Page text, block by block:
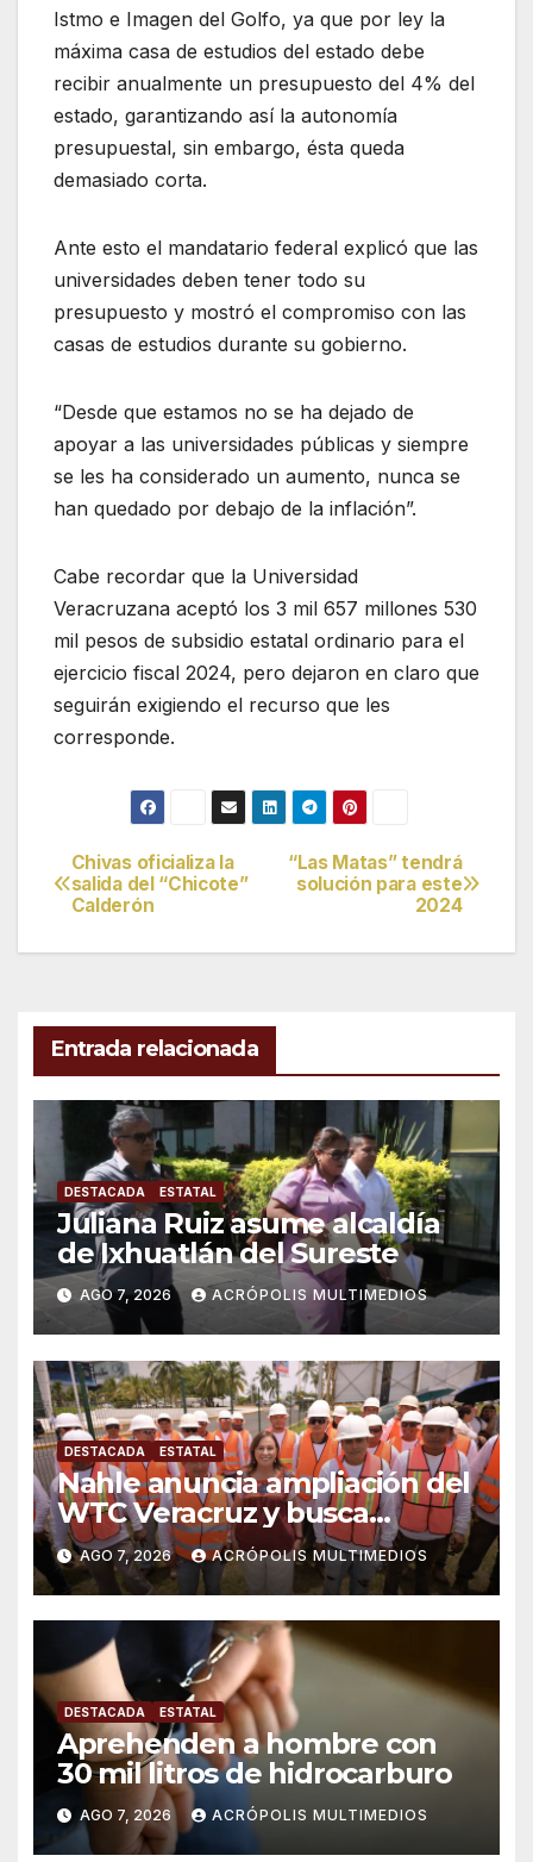
Istmo e Imagen del Golfo, ya que por ley la
máxima casa de estudios del estado debe
recibir anualmente un presupuesto del 4% del
estado, garantizando así la autonomía
presupuestal, sin embargo, ésta queda
demasiado corta.
Ante esto el mandatario federal explicó que las
universidades deben tener todo su
presupuesto y mostró el compromiso con las
casas de estudios durante su gobierno.
“Desde que estamos no se ha dejado de
apoyar a las universidades públicas y siempre
se les ha considerado un aumento, nunca se
han quedado por debajo de la inflación”.
Cabe recordar que la Universidad
Veracruzana aceptó los 3 mil 657 millones 530
mil pesos de subsidio estatal ordinario para el
ejercicio fiscal 2024, pero dejaron en claro que
seguirán exigiendo el recurso que les
corresponde.
Navegación
de
“Las Matas” tendrá
solución para este
2024
Chivas oficializa la
salida del “Chicote”
Calderón
Entrada relacionada
DESTACADA ESTATAL
Juliana Ruiz asume alcaldía
de Ixhuatlán del Sureste
AGO 7, 2026 ACRÓPOLIS MULTIMEDIOS
DESTACADA ESTATAL
Nahle anuncia ampliación del
WTC Veracruz y busca
solución para ingenio en crisis
AGO 7, 2026 ACRÓPOLIS MULTIMEDIOS
DESTACADA ESTATAL
Aprehenden a hombre con
30 mil litros de hidrocarburo
AGO 7, 2026 ACRÓPOLIS MULTIMEDIOS